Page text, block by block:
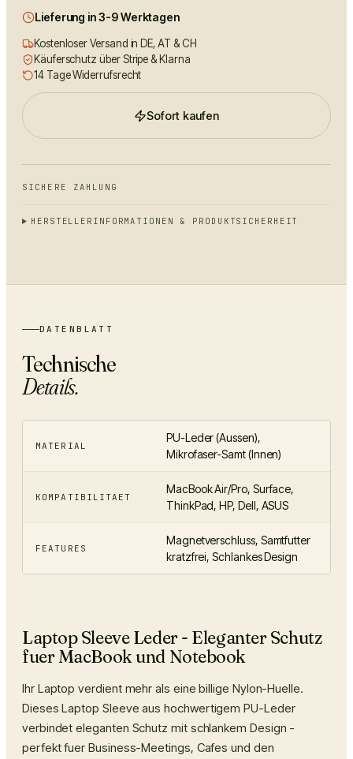
Lieferung in 3-9 Werktagen
Kostenloser Versand in DE, AT & CH
Käuferschutz über Stripe & Klarna
14 Tage Widerrufsrecht
Sofort kaufen
SICHERE ZAHLUNG
HERSTELLERINFORMATIONEN & PRODUKTSICHERHEIT
DATENBLATT
Technische
Details.
MATERIAL
PU-Leder (Aussen),
Mikrofaser-Samt (Innen)
KOMPATIBILITAET
MacBook Air/Pro, Surface,
ThinkPad, HP, Dell, ASUS
FEATURES
Magnetverschluss, Samtfutter
kratzfrei, Schlankes Design
Laptop Sleeve Leder - Eleganter Schutz
fuer MacBook und Notebook
Ihr Laptop verdient mehr als eine billige Nylon-Huelle.
Dieses Laptop Sleeve aus hochwertigem PU-Leder
verbindet eleganten Schutz mit schlankem Design -
perfekt fuer Business-Meetings, Cafes und den